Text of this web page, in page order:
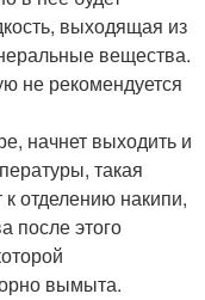
выходящая из
вещества.
не рекомендуется
начнет выходить и
такая
отделению накипи,
после этого
вымыта.